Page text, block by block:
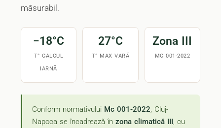
măsurabil.
−18°C
T° CALCUL
IARNĂ
27°C
T° MAX VARĂ
Zona III
MC 001-2022
Conform normativului Mc 001-2022, Cluj-
Napoca se încadrează în zona climatică III, cu